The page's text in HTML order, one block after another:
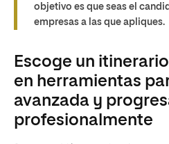
objetivo es que seas el
empresas a las que apliques.
Escoge un
en herramientas
avanzada y
profesionalmente